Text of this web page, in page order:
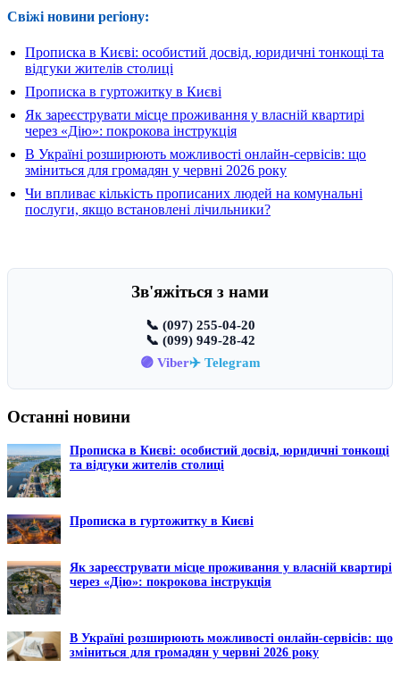
Свіжі новини регіону:
Прописка в Києві: особистий досвід, юридичні тонкощі та
відгуки жителів столиці
Прописка в гуртожитку в Києві
Як зареєструвати місце проживання у власній квартирі
через «Дію»: покрокова інструкція
В Україні розширюють можливості онлайн-сервісів: що
зміниться для громадян у червні 2026 року
Чи впливає кількість прописаних людей на комунальні
послуги, якщо встановлені лічильники?
Зв'яжіться з нами
📞 (097) 255-04-20
📞 (099) 949-28-42
🟣 Viber✈️ Telegram
Останні новини
Прописка в Києві: особистий досвід, юридичні тонкощі
та відгуки жителів столиці
Прописка в гуртожитку в Києві
Як зареєструвати місце проживання у власній квартирі
через «Дію»: покрокова інструкція
В Україні розширюють можливості онлайн-сервісів: що
зміниться для громадян у червні 2026 року